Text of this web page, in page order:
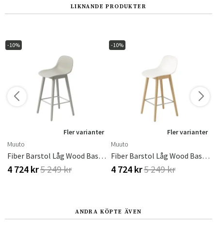
LIKNANDE PRODUKTER
-10%
Fler varianter
Muuto
Fiber Barstol Låg Wood Base - 65 Cm - Grey/Grey
4 724 kr5 249 kr
-10%
Fler varianter
Muuto
Fiber Barstol Låg Wood Base - 65 Cm - Natural White
4 724 kr5 249 kr
ANDRA KÖPTE ÄVEN